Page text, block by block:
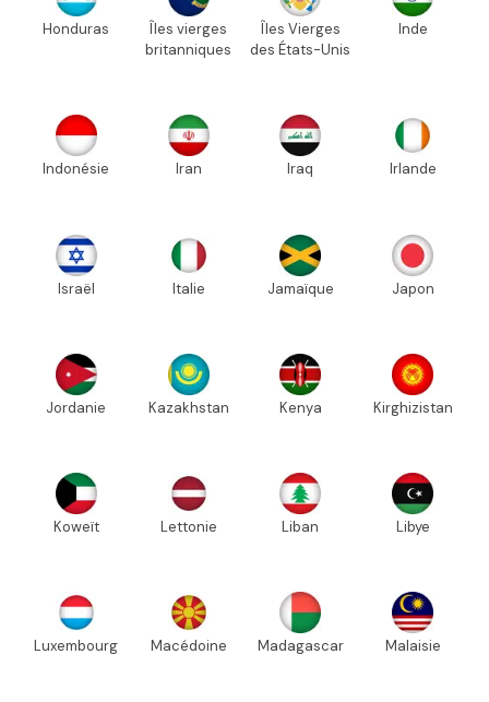
Honduras
Îles vierges
britanniques
Îles Vierges
des États-Unis
Inde
Indonésie Iran Iraq Irlande
Israël Italie Jamaïque Japon
Jordanie Kazakhstan Kenya Kirghizistan
Koweït Lettonie Liban Libye
Luxembourg Macédoine Madagascar Malaisie